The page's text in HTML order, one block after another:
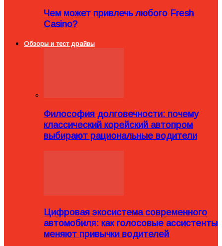
Чем может привлечь любого Fresh
Casino?
Обзоры и тест драйвы
Философия долговечности: почему
классический корейский автопром
выбирают рациональные водители
Цифровая экосистема современного
автомобиля: как голосовые ассистенты
меняют привычки водителей